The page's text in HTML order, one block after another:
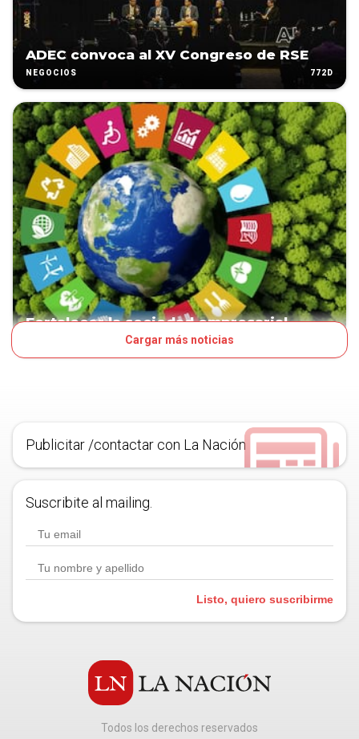
ADEC convoca al XV Congreso de RSE
NEGOCIOS 772D
Fortalecer la sociedad empresarial
CORE BUSINESSCargar más noticias
Publicitar /contactar con La Nación
Suscribite al mailing.
Listo, quiero suscribirme
Todos los derechos reservados